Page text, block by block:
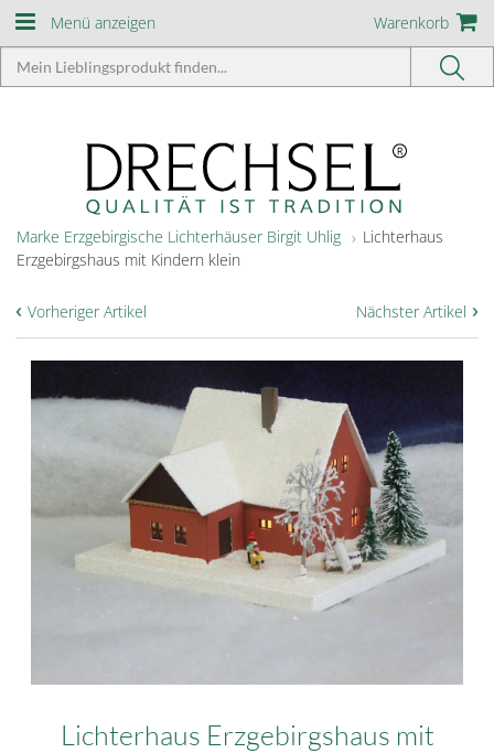
Menü anzeigen Warenkorb
Marke Erzgebirgische Lichterhäuser Birgit Uhlig
Lichterhaus
Erzgebirgshaus mit Kindern klein
Nächster Artikel ›
‹ Vorheriger Artikel
Lichterhaus Erzgebirgshaus mit